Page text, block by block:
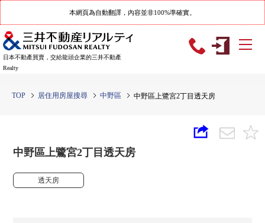
本網頁為自動翻譯，內容並非100%準確實。
日本不動產買賣，交給龍頭企業的三井不動產
Realty
TOP 居住用房屋搜尋 中野區 中野區上鷺宮2丁目透天房
中野區上鷺宮2丁目透天房
透天房